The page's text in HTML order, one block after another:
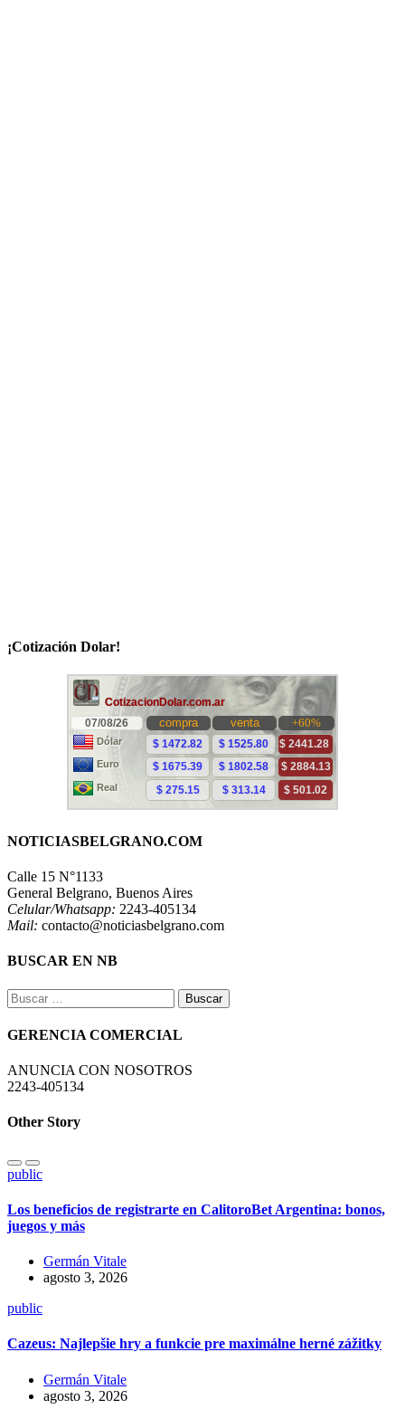
¡Cotización Dolar!
NOTICIASBELGRANO.COM
Calle 15 N°1133
General Belgrano, Buenos Aires
Celular/Whatsapp: 2243-405134
Mail: contacto@noticiasbelgrano.com
BUSCAR EN NB
Buscar:
GERENCIA COMERCIAL
ANUNCIA CON NOSOTROS
2243-405134
Other Story
public
Los beneficios de registrarte en CalitoroBet Argentina: bonos,
juegos y más
Germán Vitale
agosto 3, 2026
public
Cazeus: Najlepšie hry a funkcie pre maximálne herné zážitky
Germán Vitale
agosto 3, 2026